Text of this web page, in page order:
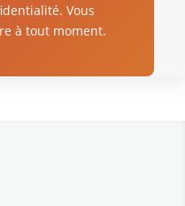
Vous
à tout moment.